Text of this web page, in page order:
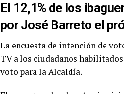
El 12,1% de los
por José Barreto el
La encuesta de intención de
TV a los ciudadanos
voto para la Alcaldía.